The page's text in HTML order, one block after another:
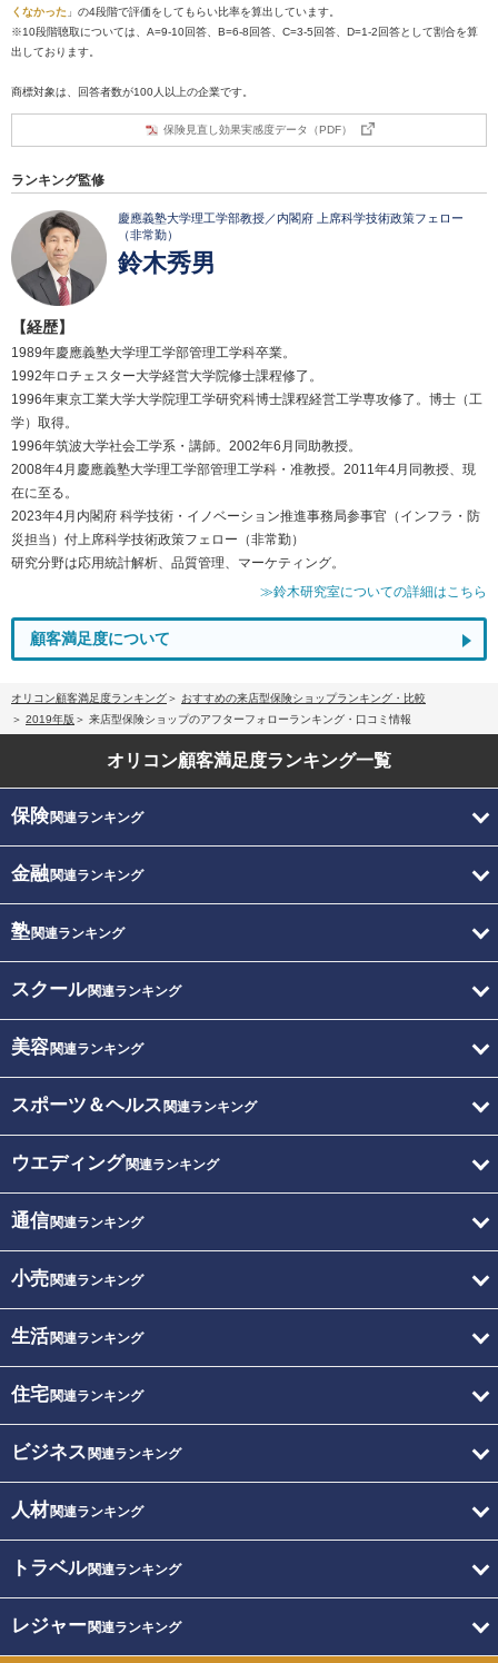
くなかった 」の4段階で評価をしてもらい比率を算出しています。
※10段階聴取については、A=9-10回答、B=6-8回答、C=3-5回答、D=1-2回答として割合を算
出しております。
商標対象は、回答者数が100人以上の企業です。
保険見直し効果実感度データ（PDF）
ランキング監修
慶應義塾大学理工学部教授／内閣府 上席科学技術政策フェロー
（非常勤）
鈴木秀男
【経歴】
1989年慶應義塾大学理工学部管理工学科卒業。
1992年ロチェスター大学経営大学院修士課程修了。
1996年東京工業大学大学院理工学研究科博士課程経営工学専攻修了。博士（工
学）取得。
1996年筑波大学社会工学系・講師。2002年6月同助教授。
2008年4月慶應義塾大学理工学部管理工学科・准教授。2011年4月同教授、現
在に至る。
2023年4月内閣府 科学技術・イノベーション推進事務局参事官（インフラ・防
災担当）付上席科学技術政策フェロー（非常勤）
研究分野は応用統計解析、品質管理、マーケティング。
≫鈴木研究室についての詳細はこちら
顧客満足度について
オリコン顧客満足度ランキング
おすすめの来店型保険ショップランキング・比較
2019年版
来店型保険ショップのアフターフォローランキング・口コミ情報
オリコン顧客満足度ランキング一覧
保険関連ランキング
金融関連ランキング
塾関連ランキング
スクール関連ランキング
美容関連ランキング
スポーツ＆ヘルス 関連ランキング
ウエディング関連ランキング
通信関連ランキング
小売関連ランキング
生活関連ランキング
住宅関連ランキング
ビジネス 関連ランキング
人材関連ランキング
トラベル関連ランキング
レジャー関連ランキング